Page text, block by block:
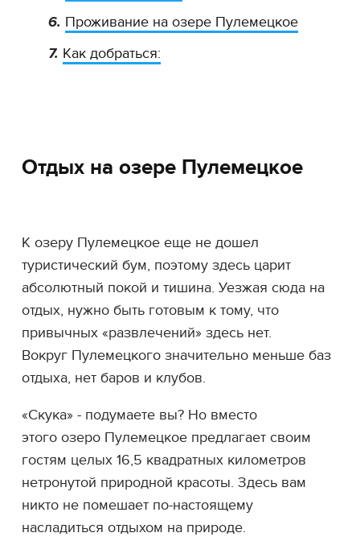
Проживание на озере Пулемецкое
Как добраться:
Отдых на озере Пулемецкое
К озеру Пулемецкое еще не дошел
туристический бум, поэтому здесь царит
абсолютный покой и тишина. Уезжая сюда на
отдых, нужно быть готовым к тому, что
привычных «развлечений» здесь нет.
Вокруг Пулемецкого значительно меньше баз
отдыха, нет баров и клубов.
«Скука» - подумаете вы? Но вместо
этого озеро Пулемецкое предлагает своим
гостям целых 16,5 квадратных километров
нетронутой природной красоты. Здесь вам
никто не помешает по-настоящему
насладиться отдыхом на природе.